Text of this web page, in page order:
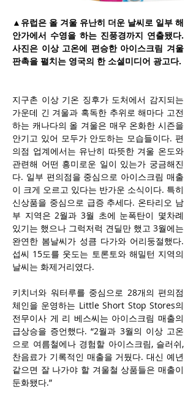
▲유럽은 올 겨울 유난히 더운 날씨로 일부 해
안가에서 수영을 하는 진풍경까지 연출됐다.
사진은 이상 고온에 편승한 아이스크림 겨울
판촉을 펼치는 영국의 한 소셜미디어 광고다.
지구촌 이상 기온 징후가 도처에서 감지되는
가운데 긴 겨울과 혹독한 추위로 해마다 고전
하는 캐나다의 올 겨울은 매우 온화한 시즌을
안기고 있어 모두가 안도하는 모습들이다. 편
의점 업계에서는 유난히 따뜻한 겨울 온도와
관련해 어떤 흥미로운 일이 있는가 궁금해진
다. 일부 편의점을 중심으로 아이스크림 매출
이 크게 오르고 있다는 반가운 소식이다. 특히
신상품을 중심으로 급증 추세다. 온타리오 남
부 지역은 2월과 3월 초에 눈폭탄이 몇차례
있기는 했으나 그럭저럭 견딜만 했고 3월에는
완연한 봄날씨가 성큼 다가와 어리둥절했다.
섭씨 15도를 웃도는 토론토와 해밀턴 지역의
날씨는 화제거리였다.
키치너와 워터루를 중심으로 28개의 편의점
체인을 운영하는 Little Short Stop Stores의
전무이사 게 리 베스씨는 아이스크림 매출의
급상승을 증언했다. “2월과 3월의 이상 고온
으로 여름철에나 경험할 아이스크림, 슬러쉬,
찬음료가 기록적인 매출을 거뒀다. 대신 예년
같으면 잘 나가야 할 겨울철 상품들은 매출이
둔화됐다.”